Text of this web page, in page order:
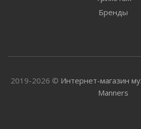
Бренды
2019-2026 © Интернет-магазин
Manners